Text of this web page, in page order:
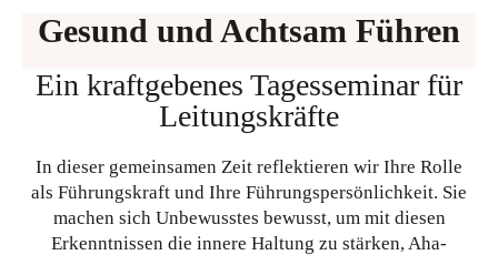
Gesund und Achtsam Führen
Ein kraftgebenes Tagesseminar für
Leitungskräfte
In dieser gemeinsamen Zeit reflektieren wir Ihre Rolle
als Führungskraft und Ihre Führungspersönlichkeit. Sie
machen sich Unbewusstes bewusst, um mit diesen
Erkenntnissen die innere Haltung zu stärken, Aha-